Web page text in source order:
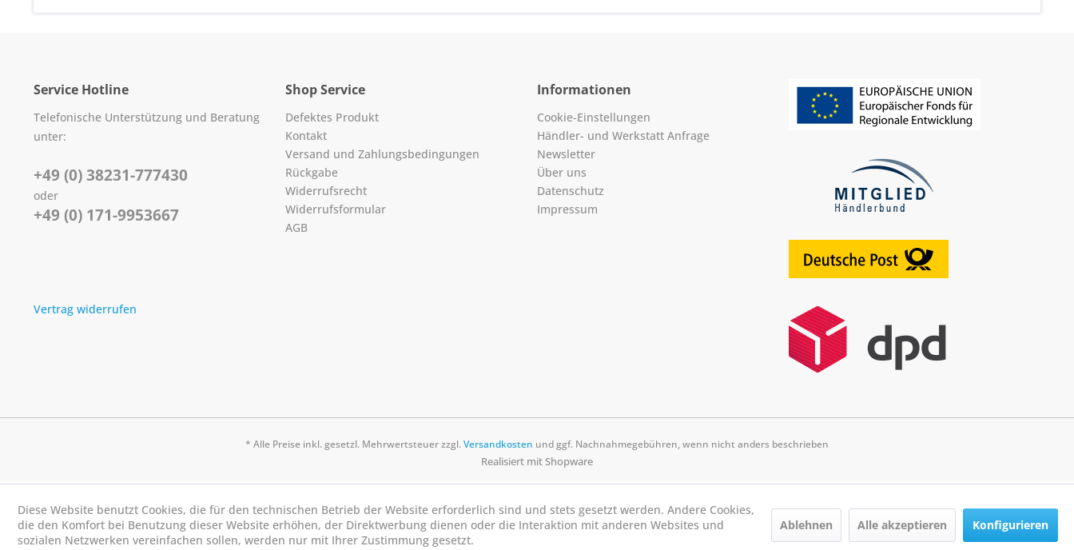
Service Hotline
Telefonische Unterstützung und Beratung
unter:
+49 (0) 38231-777430
oder
+49 (0) 171-9953667
Vertrag widerrufen
Shop Service
Defektes Produkt
Kontakt
Versand und Zahlungsbedingungen
Rückgabe
Widerrufsrecht
Widerrufsformular
AGB
Informationen
Cookie-Einstellungen
Händler- und Werkstatt Anfrage
Newsletter
Über uns
Datenschutz
Impressum
* Alle Preise inkl. gesetzl. Mehrwertsteuer zzgl.Versandkosten und ggf. Nachnahmegebühren, wenn nicht anders beschrieben
Realisiert mit Shopware
Diese Website benutzt Cookies, die für den technischen Betrieb der Website erforderlich sind und stets gesetzt werden. Andere Cookies,
die den Komfort bei Benutzung dieser Website erhöhen, der Direktwerbung dienen oder die Interaktion mit anderen Websites und
sozialen Netzwerken vereinfachen sollen, werden nur mit Ihrer Zustimmung gesetzt.
Ablehnen Alle akzeptieren Konfigurieren